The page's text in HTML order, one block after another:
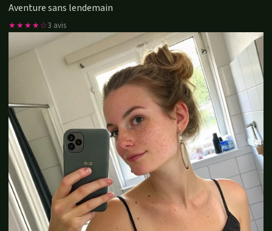
Aventure sans lendemain
★★★★☆3 avis